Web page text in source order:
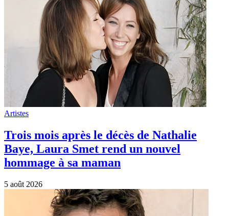
Artistes
Trois mois après le décès de Nathalie
Baye, Laura Smet rend un nouvel
hommage à sa maman
5 août 2026